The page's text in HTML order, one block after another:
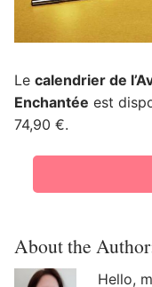
Le calendrier de
Enchantée est
74,90 €.
About the
Hello,